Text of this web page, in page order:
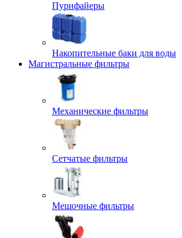
Пурифайеры
Накопительные баки для воды
Магистральные фильтры
Механические фильтры
Сетчатые фильтры
Мешочные фильтры